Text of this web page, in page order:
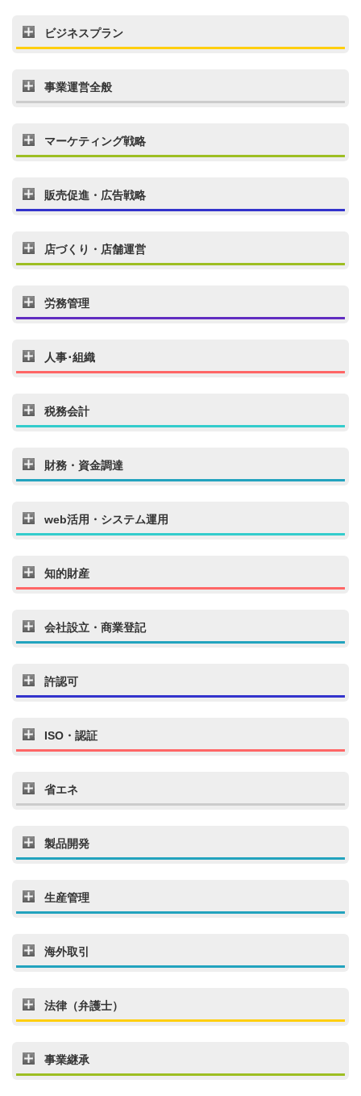
ビジネスプラン
事業運営全般
マーケティング戦略
販売促進・広告戦略
店づくり・店舗運営
労務管理
人事･組織
税務会計
財務・資金調達
web活用・システム運用
知的財産
会社設立・商業登記
許認可
ISO・認証
省エネ
製品開発
生産管理
海外取引
法律（弁護士）
事業継承